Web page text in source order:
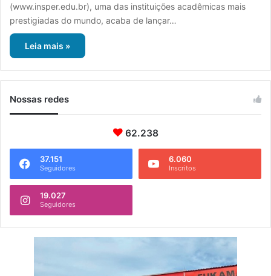
(www.insper.edu.br), uma das instituições acadêmicas mais
prestigiadas do mundo, acaba de lançar…
Leia mais »
Nossas redes
62.238
37.151
Seguidores
6.060
Inscritos
19.027
Seguidores